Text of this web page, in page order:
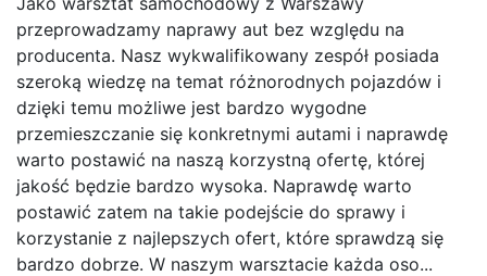
przeprowadzamy naprawy aut bez względu na
producenta. Nasz wykwalifikowany zespół posiada
szeroką wiedzę na temat różnorodnych pojazdów i
dzięki temu możliwe jest bardzo wygodne
przemieszczanie się konkretnymi autami i naprawdę
warto postawić na naszą korzystną ofertę, której
jakość będzie bardzo wysoka. Naprawdę warto
postawić zatem na takie podejście do sprawy i
korzystanie z najlepszych ofert, które sprawdzą się
bardzo dobrze. W naszym warsztacie każda oso...